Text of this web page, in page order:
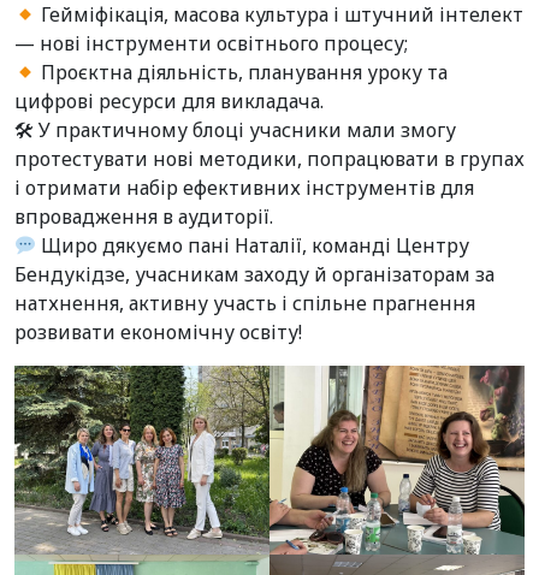
Гейміфікація, масова культура і штучний інтелект
— нові інструменти освітнього процесу;
Проєктна діяльність, планування уроку та
цифрові ресурси для викладача.
🛠 У практичному блоці учасники мали змогу
протестувати нові методики, попрацювати в групах
і отримати набір ефективних інструментів для
впровадження в аудиторії.
Щиро дякуємо пані Наталії, команді Центру
Бендукідзе, учасникам заходу й організаторам за
натхнення, активну участь і спільне прагнення
розвивати економічну освіту!